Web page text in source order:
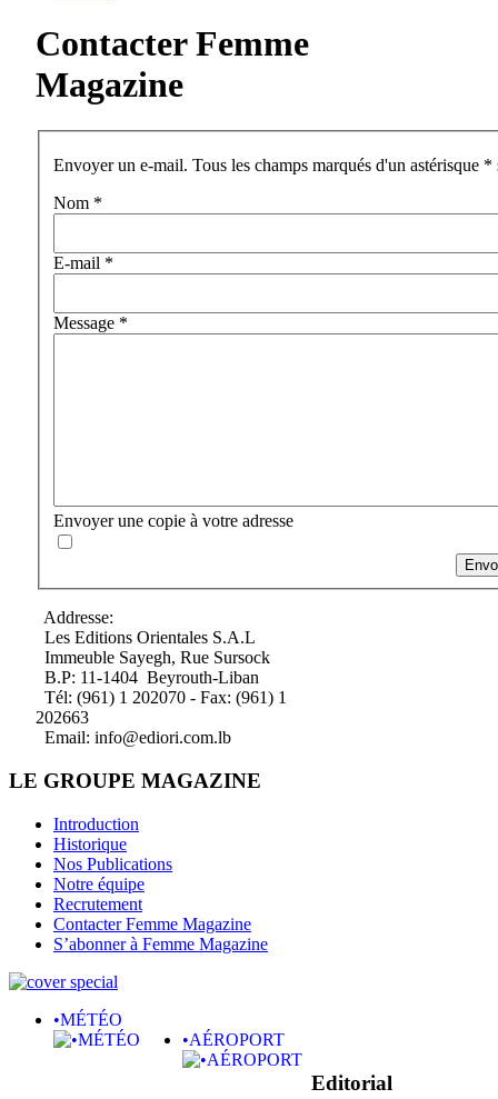
Contacter Femme
Magazine
Envoyer un e-mail. Tous les champs marqués d'un astérisque
Nom *
E-mail *
Message *
Envoyer une copie à votre adresse
Addresse:
Les Editions Orientales S.A.L
Immeuble Sayegh, Rue Sursock
B.P: 11-1404 Beyrouth-Liban
Tél: (961) 1 202070 - Fax: (961) 1
202663
Email: info@ediori.com.lb
LE GROUPE MAGAZINE
Introduction
Historique
Nos Publications
Notre équipe
Recrutement
Contacter Femme Magazine
S’abonner à Femme Magazine
•MÉTÉO
•AÉROPORT
Editorial